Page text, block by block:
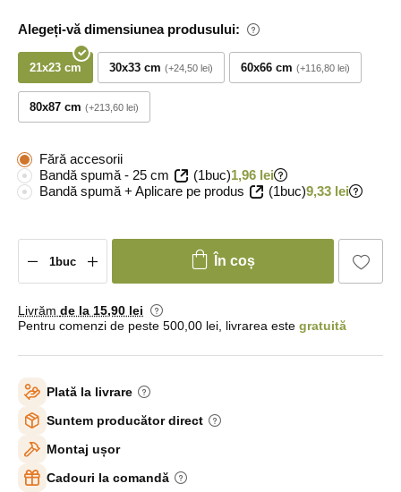
Alegeți-vă dimensiunea produsului:
21x23 cm 30x33 cm +24,50 lei 60x66 cm +116,80 lei
80x87 cm +213,60 lei
Fără accesorii
Bandă spumă - 25 cm
(1buc)1,96 lei
Bandă spumă + Aplicare pe produs
(1buc)9,33 lei
În coș
Livrăm de la 15,90 lei
Pentru comenzi de peste 500,00 lei, livrarea este gratuită
Plată la livrare
Suntem producător direct
Montaj ușor
Cadouri la comandă